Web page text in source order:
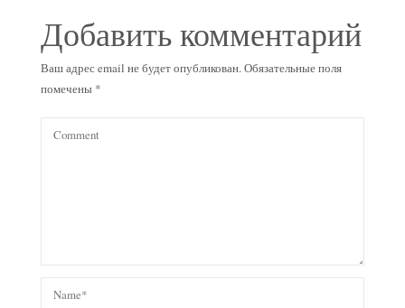
Добавить комментарий
Ваш адрес email не будет опубликован.Обязательные поля
помечены *